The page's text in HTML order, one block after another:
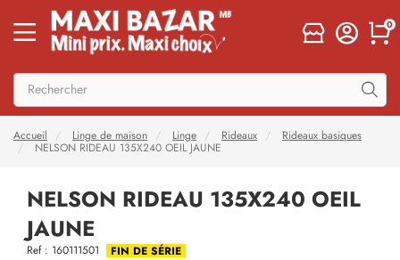
0
Accueil Linge de maison Linge Rideaux
Rideaux basiques
NELSON RIDEAU 135X240 OEIL JAUNE
NELSON RIDEAU 135X240 OEIL
JAUNE
Ref : 160111501 FIN DE SÉRIE